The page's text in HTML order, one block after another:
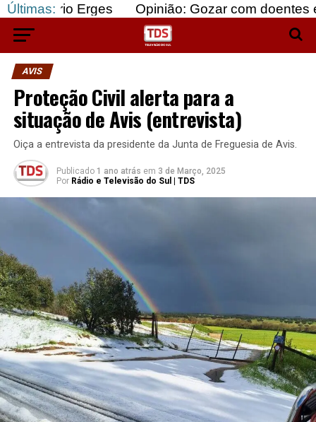
Últimas: Opinião: Gozar com doentes e bajular os
AVIS
Proteção Civil alerta para a
situação de Avis (entrevista)
Oiça a entrevista da presidente da Junta de Freguesia de Avis.
Publicado 1 ano atrás em 3 de Março, 2025
Por Rádio e Televisão do Sul | TDS